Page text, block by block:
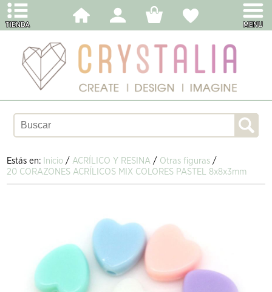
Estás en: Inicio / ACRÍLICO Y RESINA / Otras figuras /
20 CORAZONES ACRÍLICOS MIX COLORES PASTEL 8x8x3mm